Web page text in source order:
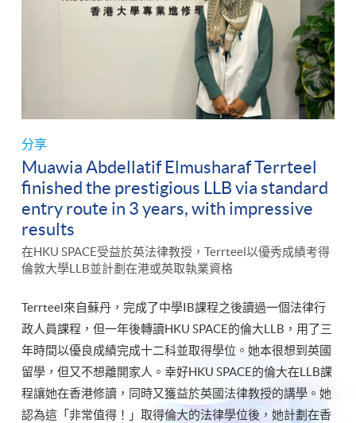
分享
Muawia Abdellatif Elmusharaf Terrteel
finished the prestigious LLB via standard
entry route in 3 years, with impressive
results
在HKU SPACE受益於英法律教授，Terrteel以優秀成績考得
倫敦大學LLB並計劃在港或英取執業資格
Terrteel來自蘇丹，完成了中學IB課程之後讀過一個法律行
政人員課程，但一年後轉讀HKU SPACE的倫大LLB，用了三
年時間以優良成績完成十二科並取得學位。她本很想到英國
留學，但又不想離開家人。幸好HKU SPACE的倫大在LLB課
程讓她在香港修讀，同時又獲益於英國法律教授的講學。她
認為這「非常值得！」取得倫大的法律學位後，她計劃在香